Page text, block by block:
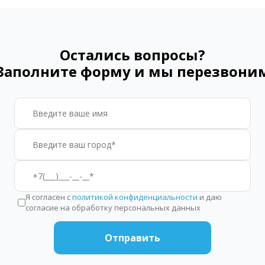
Остались вопросы?
форму и мы
Я согласен сполитикой конфиденциальности и даю
согласие на обработку персональных данных
Отправить